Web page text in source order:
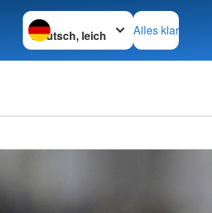
Sprache wechseln zu
Alles klar